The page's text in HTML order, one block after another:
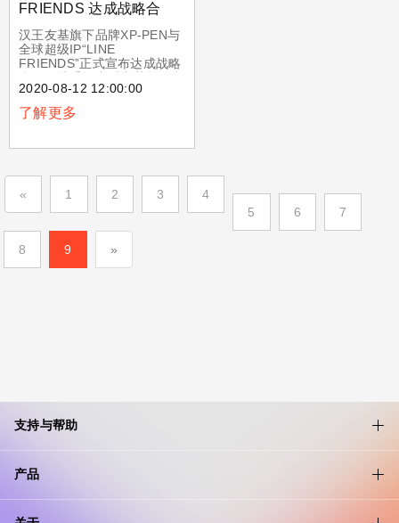
FRIENDS 达成战略合
作， 用科技+时尚对话年
轻消费者
汉王友基旗下品牌XP-PEN与
全球超级IP“LINE
FRIENDS”正式宣布达成战略
作系列新品，将在全球范围进
行限量发售。
2020-08-12 12:00:00
了解更多
« 1 2 3
4
5
6 7
8 9 »
支持与帮助
产品